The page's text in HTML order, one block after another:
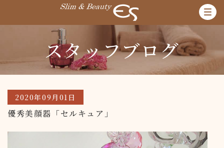
スタッフブログ
2020年09月01日
優秀美顔器「セルキュア」